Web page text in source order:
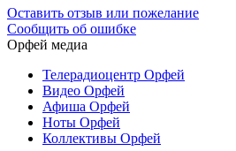
Оставить отзыв или пожелание
Сообщить об ошибке
Орфей медиа
Телерадиоцентр Орфей
Видео Орфей
Афиша Орфей
Ноты Орфей
Коллективы Орфей